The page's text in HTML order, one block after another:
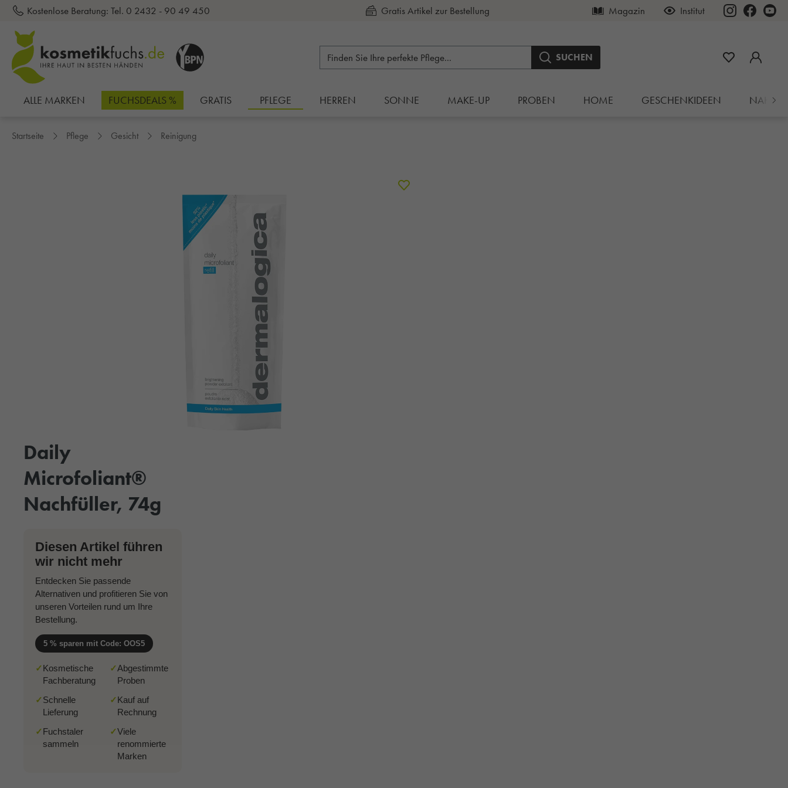
springen
Kostenlose Beratung: Tel. 0 2432 - 90 49 450 Gratis Artikel zur Bestellung Magazin Institut
SUCHEN
ALLE MARKEN FUCHSDEALS % GRATIS PFLEGE HERREN SONNE MAKE-UP PROBEN HOME GESCHENKIDEEN
Startseite Pflege Gesicht Reinigung
Daily
Microfoliant®
Nachfüller, 74g
Diesen Artikel führen
wir nicht mehr
Entdecken Sie passende
Alternativen und profitieren Sie von
unseren Vorteilen rund um Ihre
Bestellung.
5 % sparen mit Code: OOS5
✓Kosmetische
Fachberatung
✓Abgestimmte
Proben
✓Schnelle
Lieferung
✓Kauf auf
Rechnung
✓Fuchstaler
sammeln
✓Viele
renommierte
Marken